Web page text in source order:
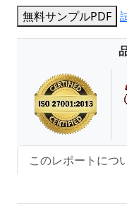
無料サンプルPDF
このレポートにつ